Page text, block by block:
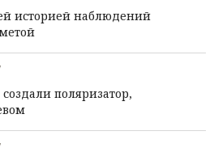
историей наблюдений
поляризатор,